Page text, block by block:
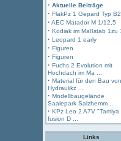
· Aktuelle Beiträge
· FlakPz 1 Gepard Typ B2
· AEC Matador M 1/12,5
· Kodiak im Maßstab 1zu
· Leopard 1 early
· Figuren
· Figuren
· Fuchs 2 Evolution mit
Hochdach im Ma ...
· Material für den Bau von
Hydraulikz ...
· Modellbaugelände
Saalepark Salzhemm ...
· KPz Leo 2 A7V "Tamiya
fusion D ...
Links